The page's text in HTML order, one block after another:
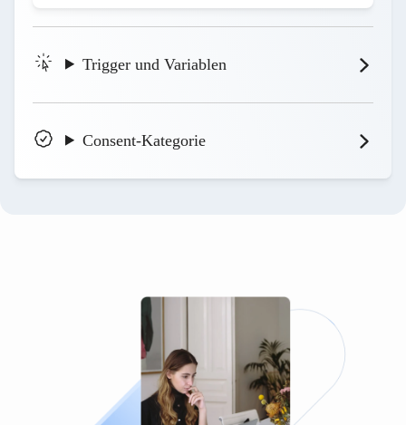
Trigger und Variablen
Consent-Kategorie